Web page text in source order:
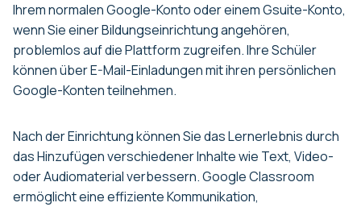
Ihrem normalen Google-Konto oder einem Gsuite-Konto,
wenn Sie einer Bildungseinrichtung angehören,
problemlos auf die Plattform zugreifen. Ihre Schüler
können über E-Mail-Einladungen mit ihren persönlichen
Google-Konten teilnehmen.
Nach der Einrichtung können Sie das Lernerlebnis durch
das Hinzufügen verschiedener Inhalte wie Text, Video-
oder Audiomaterial verbessern. Google Classroom
ermöglicht eine effiziente Kommunikation,